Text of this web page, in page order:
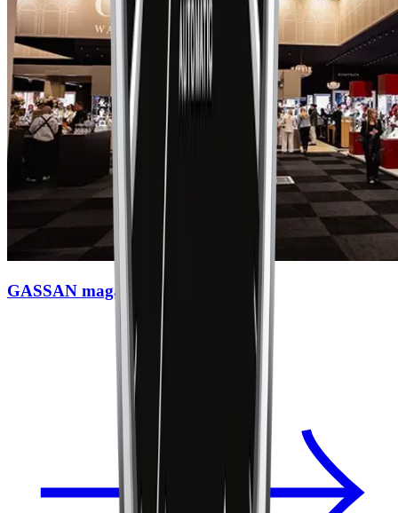
GASSAN magazines